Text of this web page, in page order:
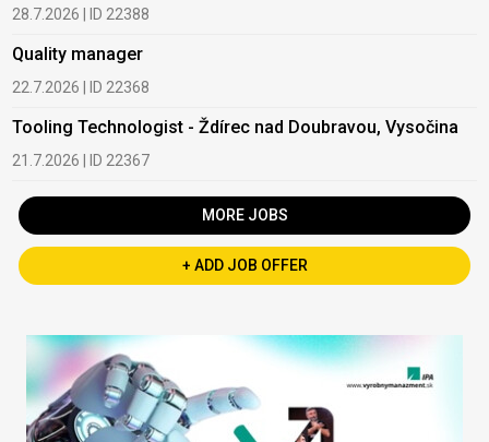
28.7.2026 | ID 22388
Quality manager
22.7.2026 | ID 22368
Tooling Technologist - Ždírec nad Doubravou, Vysočina
21.7.2026 | ID 22367
MORE JOBS
+ ADD JOB OFFER